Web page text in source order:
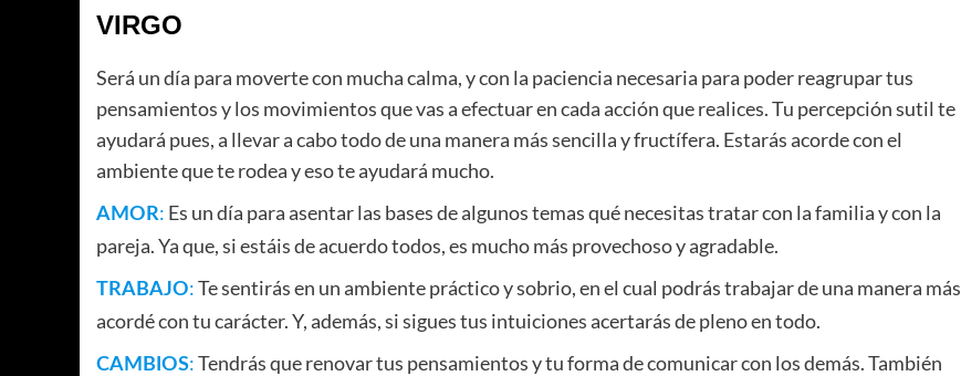
VIRGO
Será un día para moverte con mucha calma, y con la paciencia necesaria para poder reagrupar tus
pensamientos y los movimientos que vas a efectuar en cada acción que realices. Tu percepción sutil te
ayudará pues, a llevar a cabo todo de una manera más sencilla y fructífera. Estarás acorde con el
ambiente que te rodea y eso te ayudará mucho.
AMOR: Es un día para asentar las bases de algunos temas qué necesitas tratar con la familia y con la
pareja. Ya que, si estáis de acuerdo todos, es mucho más provechoso y agradable.
TRABAJO:Te sentirás en un ambiente práctico y sobrio, en el cual podrás trabajar de una manera más
acordé con tu carácter. Y, además, si sigues tus intuiciones acertarás de pleno en todo.
CAMBIOS:Tendrás que renovar tus pensamientos y tu forma de comunicar con los demás. También